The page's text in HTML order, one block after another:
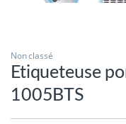
Non classé
Etiqueteuse
1005BTS